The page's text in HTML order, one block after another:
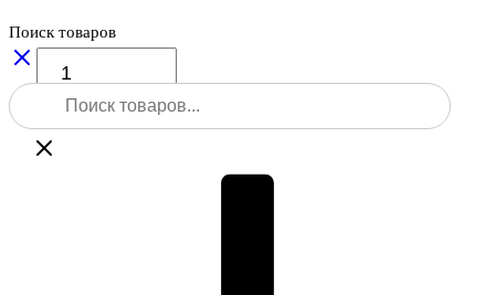
Количество
товара
Веха
RGK
Поиск товаров
Поиск
товаров